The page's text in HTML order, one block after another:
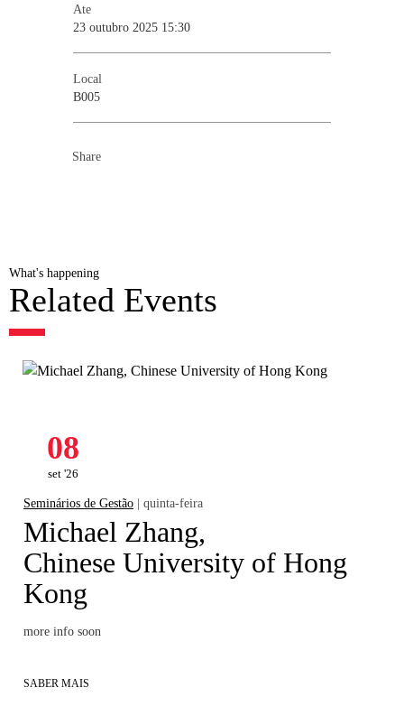
Ate
23 outubro 2025 15:30
Local
B005
Share
What's happening
Related Events
08
set '26
Seminários de Gestão | quinta-feira
Michael Zhang,
Chinese University of Hong
Kong
more info soon
SABER MAIS